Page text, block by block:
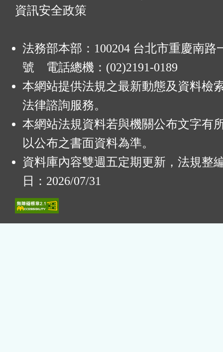
資訊安全政策
法務部本部：100204 台北市重慶南路
號 電話總機：(02)2191-0189
本網站提供法規之最新動態及資料檢
法律諮詢服務。
本網站法規資料若與機關公布文字有
以公布之書面資料為準。
資料庫內容雙週五定期更新，法規整
日：2026/07/31